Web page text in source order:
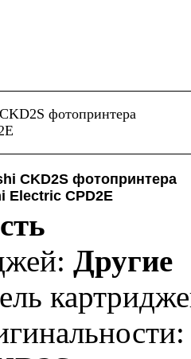
CKD2S фотопринтера
Electric CPD2E
Другие